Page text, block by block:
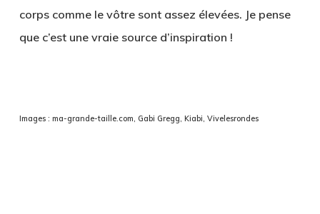
corps comme le vôtre sont assez élevées. Je pense
que c’est une vraie source d’inspiration !
Images : ma-grande-taille.com, Gabi Gregg, Kiabi, Vivelesrondes